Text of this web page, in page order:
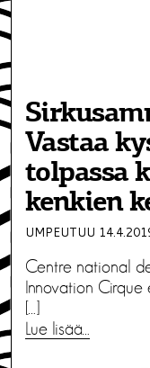
Vastaa
tolpassa
kenkien
UMPEUTUU
Centre national
Innovation
Lue lisää…